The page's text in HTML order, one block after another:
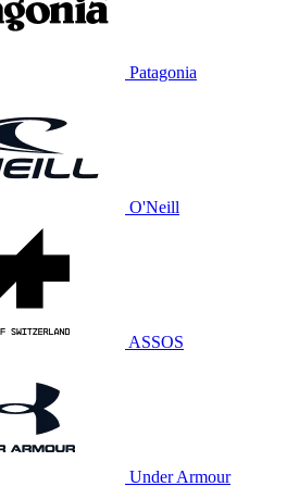
Patagonia
O'Neill
ASSOS
Under Armour